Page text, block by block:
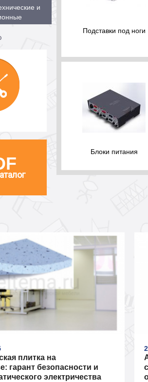
и
Подставки под ноги
Блоки питания
плитка на
гарант безопасности и
электричества